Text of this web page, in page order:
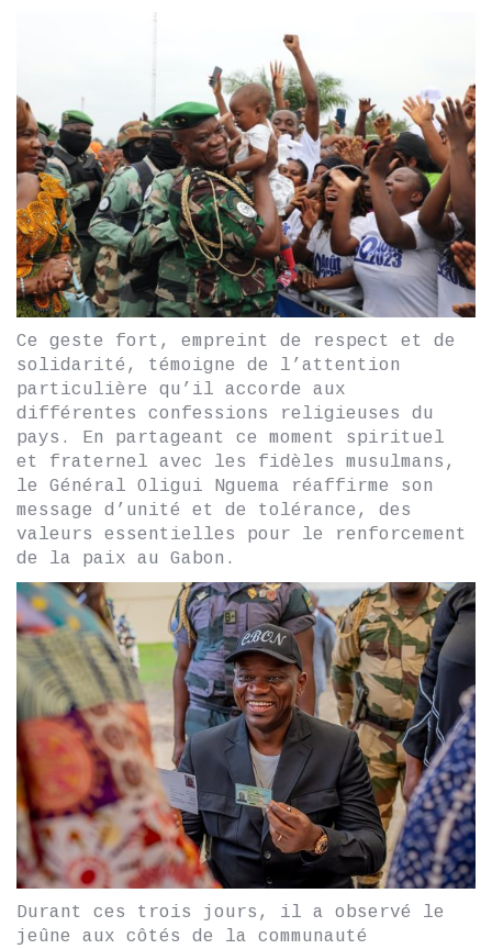
Ce geste fort, empreint de respect et de
solidarité, témoigne de l’attention
particulière qu’il accorde aux
différentes confessions religieuses du
pays. En partageant ce moment spirituel
et fraternel avec les fidèles musulmans,
le Général Oligui Nguema réaffirme son
message d’unité et de tolérance, des
valeurs essentielles pour le renforcement
de la paix au Gabon.
Durant ces trois jours, il a observé le
jeûne aux côtés de la communauté